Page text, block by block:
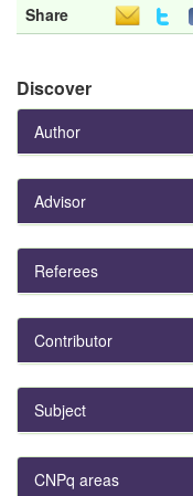
Share
Discover
Author
Advisor
Referees
Contributor
Subject
CNPq areas